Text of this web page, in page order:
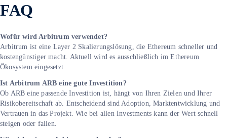
FAQ
Wofür wird Arbitrum verwendet?
Arbitrum ist eine Layer 2 Skalierungslösung, die Ethereum schneller und
kostengünstiger macht. Aktuell wird es ausschließlich im Ethereum
Ökosystem eingesetzt.
Ist Arbitrum ARB eine gute Investition?
Ob ARB eine passende Investition ist, hängt von Ihren Zielen und Ihrer
Risikobereitschaft ab. Entscheidend sind Adoption, Marktentwicklung und
Vertrauen in das Projekt. Wie bei allen Investments kann der Wert schnell
steigen oder fallen.